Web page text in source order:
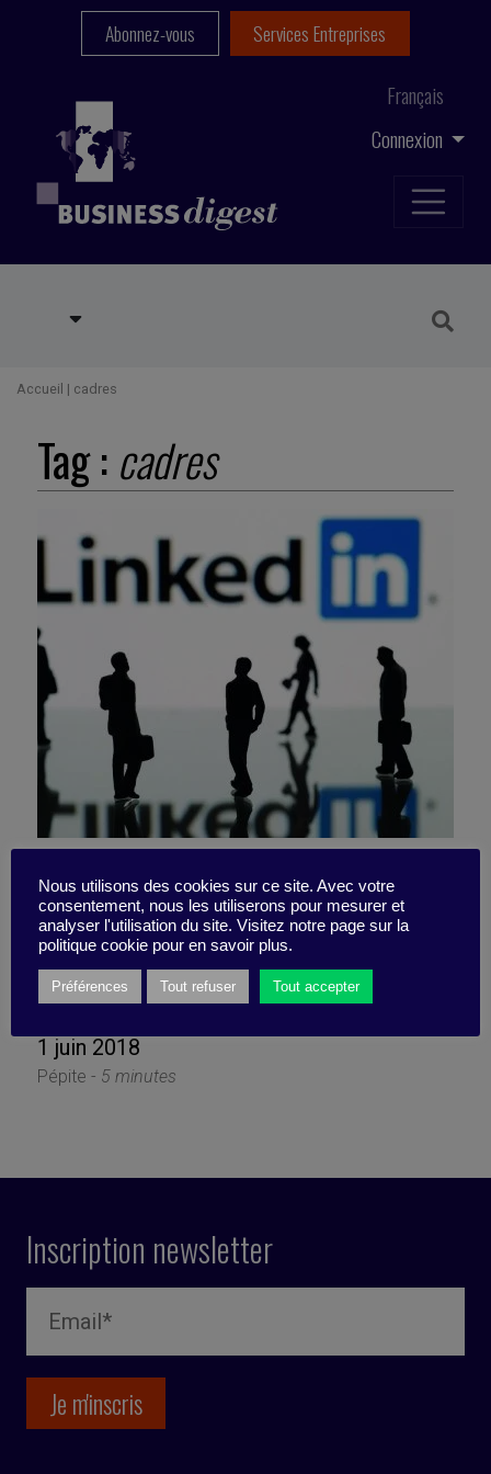
Connexion
Français
Abonnez-vous Services Entreprises
Accueil | cadres
Tag : cadres
Les tendances du
recrutement en France
selon LinkedIn
1 juin 2018
Pépite - 5 minutes
Inscription newsletter
Nous utilisons des cookies sur ce site. Avec votre
consentement, nous les utiliserons pour mesurer et
analyser l'utilisation du site. Visitez notre page sur la
politique cookie pour en savoir plus.
Préférences Tout refuser Tout accepter